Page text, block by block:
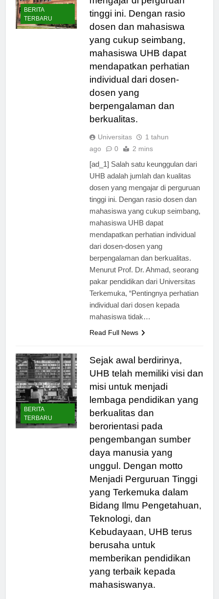
BERITA
TERBARU
mengajar di perguruan
tinggi ini. Dengan rasio
dosen dan mahasiswa
yang cukup seimbang,
mahasiswa UHB dapat
mendapatkan perhatian
individual dari dosen-
dosen yang
berpengalaman dan
Universitas
1 tahun
[ad_1] Salah satu keunggulan dari
UHB adalah jumlah dan kualitas
dosen yang mengajar di perguruan
tinggi ini. Dengan rasio dosen dan
mahasiswa yang cukup seimbang,
mahasiswa UHB dapat
mendapatkan perhatian individual
dari dosen-dosen yang
berpengalaman dan berkualitas.
Menurut Prof. Dr. Ahmad, seorang
pakar pendidikan dari Universitas
Terkemuka, “Pentingnya perhatian
individual dari dosen kepada
BERITA
TERBARU
Sejak awal berdirinya,
UHB telah memiliki visi dan
misi untuk menjadi
lembaga pendidikan yang
berkualitas dan
berorientasi pada
pengembangan sumber
daya manusia yang
unggul. Dengan motto
Menjadi Perguruan Tinggi
yang Terkemuka dalam
Bidang Ilmu Pengetahuan,
Teknologi, dan
Kebudayaan, UHB terus
berusaha untuk
memberikan pendidikan
yang terbaik kepada
mahasiswanya.